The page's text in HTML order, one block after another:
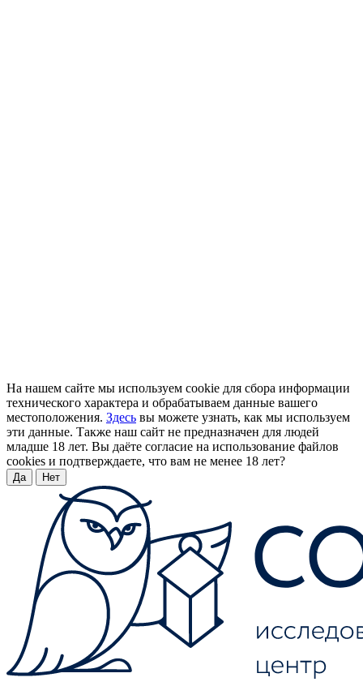
На нашем сайте мы используем cookie для сбора информации
технического характера и обрабатываем данные вашего
местоположения. Здесь вы можете узнать, как мы используем
эти данные. Также наш сайт не предназначен для людей
младше 18 лет. Вы даёте согласие на использование файлов
cookies и подтверждаете, что вам не менее 18 лет?
Да Нет